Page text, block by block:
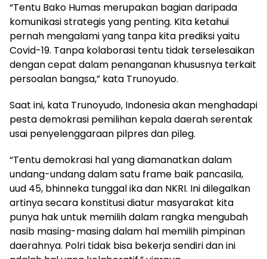
“Tentu Bako Humas merupakan bagian daripada
komunikasi strategis yang penting. Kita ketahui
pernah mengalami yang tanpa kita prediksi yaitu
Covid-19. Tanpa kolaborasi tentu tidak terselesaikan
dengan cepat dalam penanganan khususnya terkait
persoalan bangsa,” kata Trunoyudo.
Saat ini, kata Trunoyudo, Indonesia akan menghadapi
pesta demokrasi pemilihan kepala daerah serentak
usai penyelenggaraan pilpres dan pileg.
“Tentu demokrasi hal yang diamanatkan dalam
undang-undang dalam satu frame baik pancasila,
uud 45, bhinneka tunggal ika dan NKRI. Ini dilegalkan
artinya secara konstitusi diatur masyarakat kita
punya hak untuk memilih dalam rangka mengubah
nasib masing-masing dalam hal memilih pimpinan
daerahnya. Polri tidak bisa bekerja sendiri dan ini